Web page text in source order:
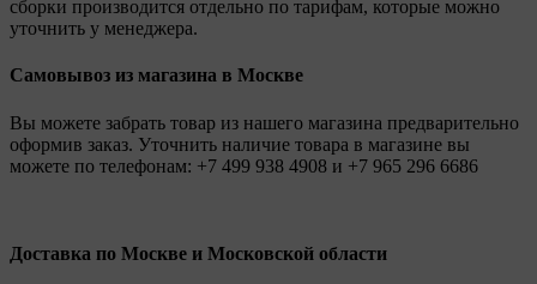
сборки производится отдельно по тарифам, которые можно
уточнить у менеджера.
Самовывоз из магазина в Москве
Вы можете забрать товар из нашего магазина предварительно
оформив заказ. Уточнить наличие товара в магазине вы
можете по телефонам: +7 499 938 4908 и +7 965 296 6686
Доставка по Москве и Московской области